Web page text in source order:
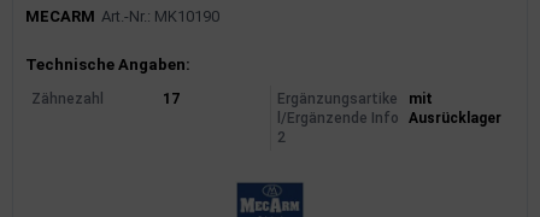
MECARM Art.-Nr.: MK10190
Produktinformationen
Technische Angaben:
Zähnezahl 17
Ergänzungsartike
l/Ergänzende Info
2
mit
Ausrücklager